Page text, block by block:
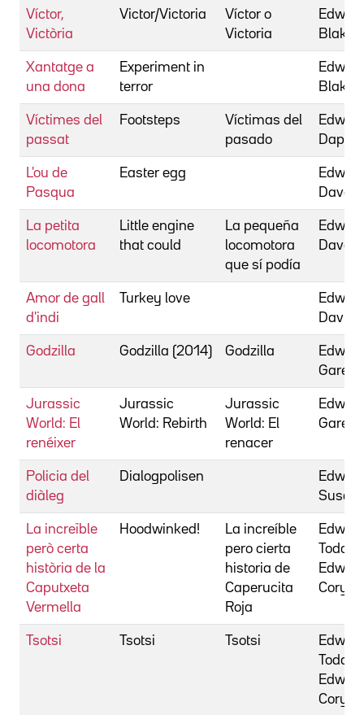
Víctor,
Victòria
Victor/Victoria
Víctor o
Victoria
Blake
Xantatge a
una dona
Experiment in
terror
Blake
Víctimes del
passat
Footsteps
Víctimas del
pasado
L'ou de
Pasqua
Easter egg
Dave
La petita
locomotora
Little engine
that could
La pequeña
locomotora
que sí podía
Dave
Amor de gall
d'indi
Turkey love
David
Godzilla Godzilla (2014) Godzilla
Gareth
Jurassic
World: El
renéixer
Jurassic
World: Rebirth
Jurassic
World: El
renacer
Gareth
Policia del
diàleg
Dialogpolisen
La increïble
però certa
història de la
Caputxeta
Vermella
Hoodwinked!
La increíble
pero cierta
historia de
Caperucita
Roja
Todd
Cory
Tsotsi Tsotsi Tsotsi
Todd
Cory